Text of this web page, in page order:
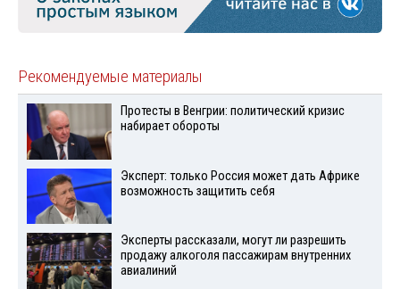
Рекомендуемые материалы
Протесты в Венгрии: политический кризис
набирает обороты
Эксперт: только Россия может дать Африке
возможность защитить себя
Эксперты рассказали, могут ли разрешить
продажу алкоголя пассажирам внутренних
авиалиний